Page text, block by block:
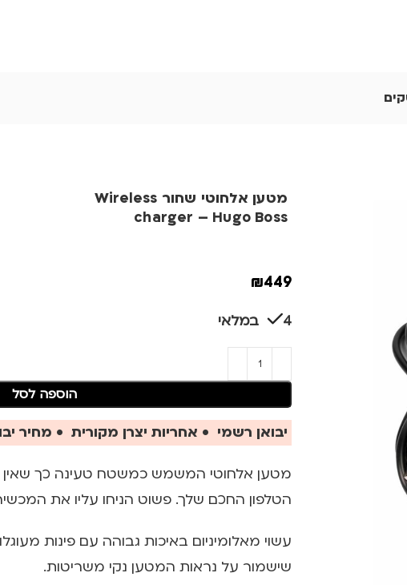
מטען אלחוטי שחור Wireless
charger – Hugo Boss
₪449
4 במלאי
הוספה לסל
יבואן רשמי • אחריות יצרן מקורית • מחיר
מטען אלחוטי המשמש כמשטח טעינה כך שאין
הטלפון החכם שלך. פשוט הניחו עליו את
עשוי מאלומיניום באיכות גבוהה עם פינות
שישמור על נראות המטען נקי משריטות.